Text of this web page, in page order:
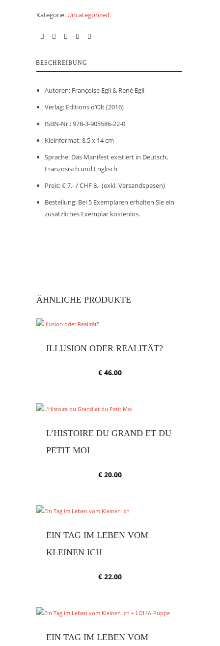
Kategorie: Uncategorized
BESCHREIBUNG
Autoren: Françoise Egli & René Egli
Verlag: Editions d’Olt (2016)
ISBN-Nr.: 978-3-905586-22-0
Kleinformat: 8,5 x 14 cm
Sprache: Das Manifest existiert in Deutsch,
Französisch und Englisch
Preis: € 7.- / CHF 8.- (exkl. Versandspesen)
Bestellung: Bei 5 Exemplaren erhalten Sie ein
zusätzliches Exemplar kostenlos.
ÄHNLICHE PRODUKTE
ILLUSION ODER REALITÄT?
€ 46.00
L’HISTOIRE DU GRAND ET DU
PETIT MOI
€ 20.00
EIN TAG IM LEBEN VOM
KLEINEN ICH
€ 22.00
EIN TAG IM LEBEN VOM